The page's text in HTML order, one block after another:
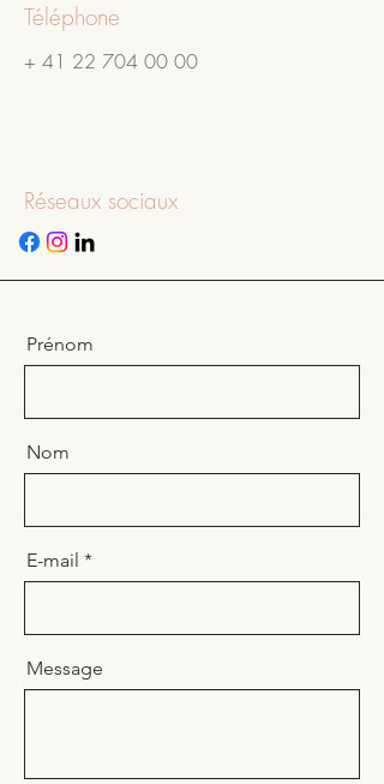
Téléphone
+ 41 22 704 00 00
Réseaux sociaux
Prénom
Nom
E-mail
Message